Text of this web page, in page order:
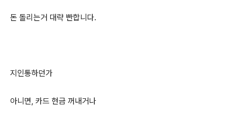
돈 돌리는거 대략 빤합니다.
지인통하던가
아니면, 카드 현금 꺼내거나